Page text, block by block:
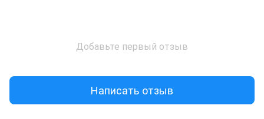
Добавьте первый отзыв
Написать отзыв